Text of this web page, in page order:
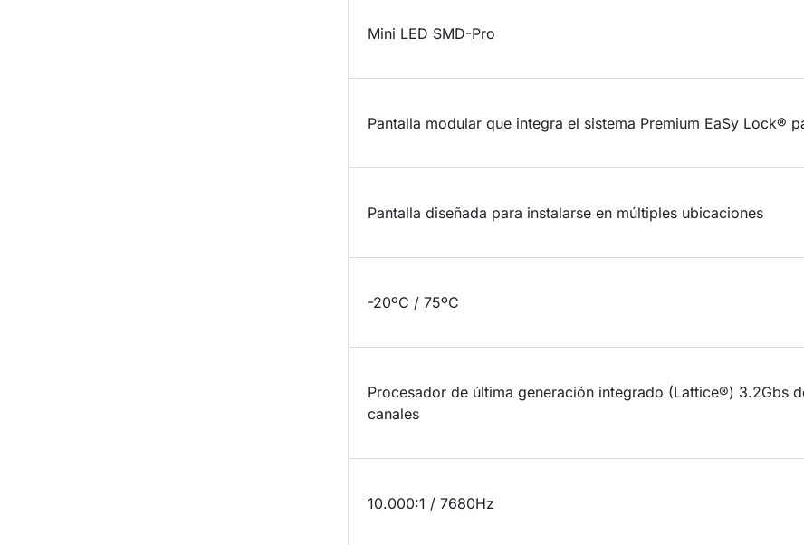
Mini LED SMD-Pro
Pantalla modular que integra el sistema Premium EaSy Lock®
Pantalla diseñada para instalarse en múltiples ubicaciones
-20ºC / 75ºC
Procesador de última generación integrado (Lattice®) 3.2Gbs
canales
10.000:1 / 7680Hz